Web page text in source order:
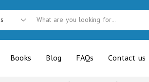
Books Blog FAQs Contact us